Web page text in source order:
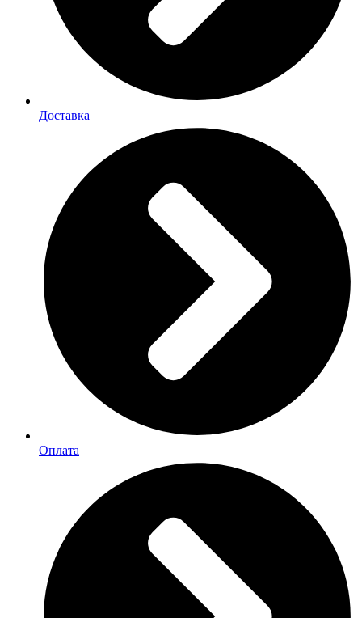
Доставка
Оплата